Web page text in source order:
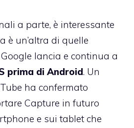
a parte, è interessante
è un’altra di quelle
lancia e continua a
prima di Android. Un
ha confermato
Capture in futuro
e sui tablet che